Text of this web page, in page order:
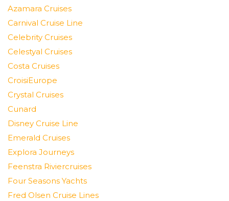
Azamara Cruises
Carnival Cruise Line
Celebrity Cruises
Celestyal Cruises
Costa Cruises
CroisiEurope
Crystal Cruises
Cunard
Disney Cruise Line
Emerald Cruises
Explora Journeys
Feenstra Riviercruises
Four Seasons Yachts
Fred Olsen Cruise Lines